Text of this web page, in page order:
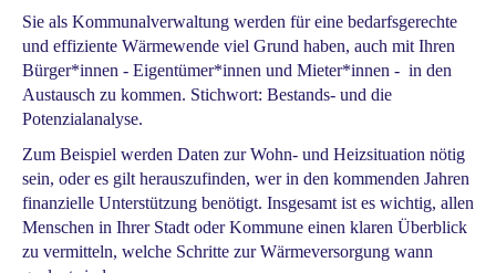
Sie als Kommunalverwaltung werden für eine bedarfsgerechte
und effiziente Wärmewende viel Grund haben, auch mit Ihren
Bürger*innen - Eigentümer*innen und Mieter*innen - in den
Austausch zu kommen. Stichwort: Bestands- und die
Potenzialanalyse.
Zum Beispiel werden Daten zur Wohn- und Heizsituation nötig
sein, oder es gilt herauszufinden, wer in den kommenden Jahren
finanzielle Unterstützung benötigt. Insgesamt ist es wichtig, allen
Menschen in Ihrer Stadt oder Kommune einen klaren Überblick
zu vermitteln, welche Schritte zur Wärmeversorgung wann